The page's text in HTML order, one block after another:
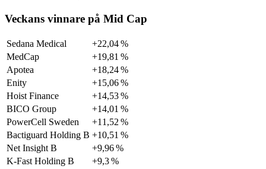
Veckans vinnare på Mid Cap
Sedana Medical
+22,04 %
MedCap
+19,81 %
Apotea
+18,24 %
Enity
+15,06 %
Hoist Finance
+14,53 %
BICO Group
+14,01 %
PowerCell Sweden
+11,52 %
Bactiguard Holding B +10,51 %
Net Insight B
+9,96 %
K-Fast Holding B
+9,3 %